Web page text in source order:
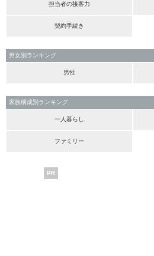
担当者の接客力
契約手続き
男女別ランキング
男性
家族構成別ランキング
一人暮らし
ファミリー
PR